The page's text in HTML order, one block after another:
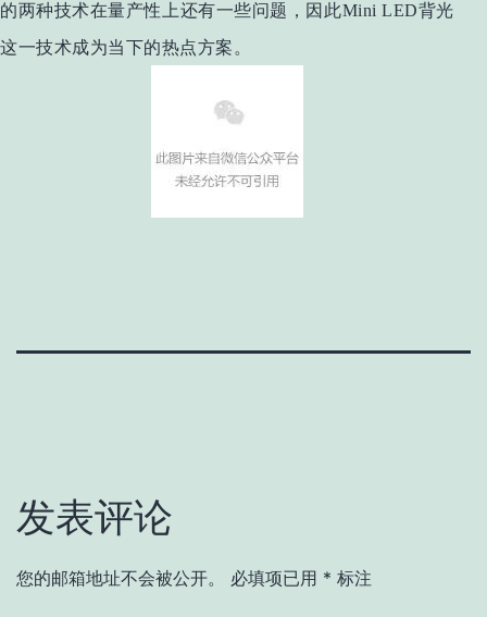
的两种技术在量产性上还有一些问题，因此Mini LED背光
这一技术成为当下的热点方案。
发表评论
您的邮箱地址不会被公开。 必填项已用 * 标注